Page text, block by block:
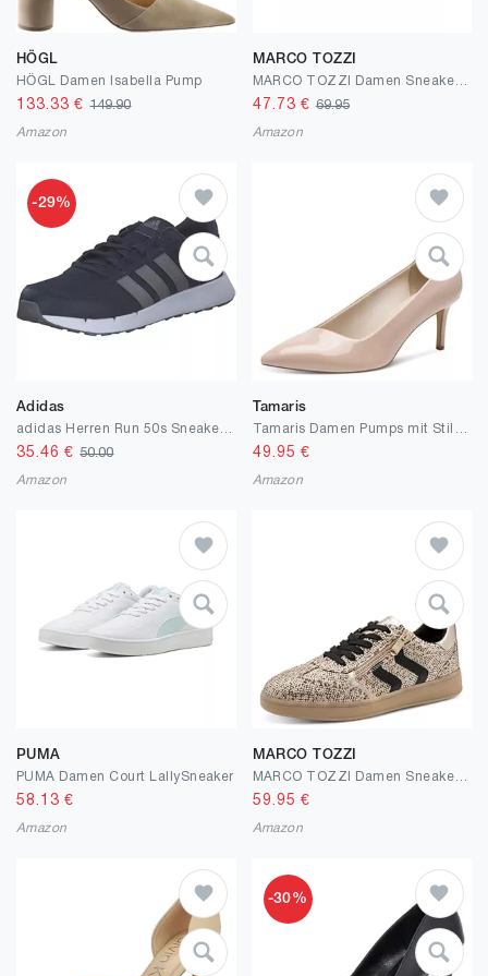
HÖGL
HÖGL Damen Isabella Pump
133.33 €149.90
Amazon
MARCO TOZZI
47.73 € 69.95
Amazon
-29%
Adidas
35.46 €50.00
Amazon
Tamaris
49.95 €
Amazon
PUMA
PUMA Damen Court LallySneaker
58.13 €
Amazon
MARCO TOZZI
59.95 €
Amazon
-30%